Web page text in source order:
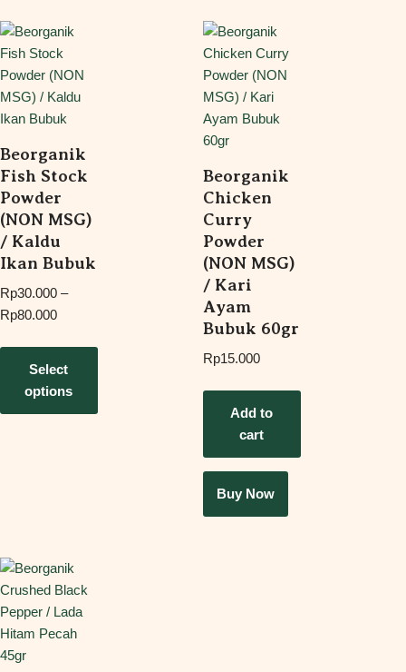
Beorganik
Fish Stock
Powder
(NON MSG)
/ Kaldu
Ikan Bubuk
Rp30.000 –
Rp80.000
Select
options
Beorganik
Chicken
Curry
Powder
(NON MSG)
/ Kari
Ayam
Bubuk 60gr
Rp15.000
Add to
cart
Buy Now